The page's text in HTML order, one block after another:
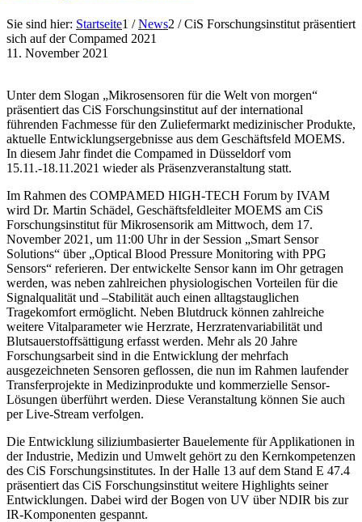
Sie sind hier: Startseite1 / News2 / CiS Forschungsinstitut präsentiert
sich auf der Compamed 2021
11. November 2021
Unter dem Slogan „Mikrosensoren für die Welt von morgen“
präsentiert das CiS Forschungsinstitut auf der international
führenden Fachmesse für den Zuliefermarkt medizinischer Produkte,
aktuelle Entwicklungsergebnisse aus dem Geschäftsfeld MOEMS.
In diesem Jahr findet die Compamed in Düsseldorf vom
15.11.-18.11.2021 wieder als Präsenzveranstaltung statt.
Im Rahmen des COMPAMED HIGH-TECH Forum by IVAM
wird Dr. Martin Schädel, Geschäftsfeldleiter MOEMS am CiS
Forschungsinstitut für Mikrosensorik am Mittwoch, dem 17.
November 2021, um 11:00 Uhr in der Session „Smart Sensor
Solutions“ über „Optical Blood Pressure Monitoring with PPG
Sensors“ referieren. Der entwickelte Sensor kann im Ohr getragen
werden, was neben zahlreichen physiologischen Vorteilen für die
Signalqualität und –Stabilität auch einen alltagstauglichen
Tragekomfort ermöglicht. Neben Blutdruck können zahlreiche
weitere Vitalparameter wie Herzrate, Herzratenvariabilität und
Blutsauerstoffsättigung erfasst werden. Mehr als 20 Jahre
Forschungsarbeit sind in die Entwicklung der mehrfach
ausgezeichneten Sensoren geflossen, die nun im Rahmen laufender
Transferprojekte in Medizinprodukte und kommerzielle Sensor-
Lösungen überführt werden. Diese Veranstaltung können Sie auch
per Live-Stream verfolgen.
Die Entwicklung siliziumbasierter Bauelemente für Applikationen in
der Industrie, Medizin und Umwelt gehört zu den Kernkompetenzen
des CiS Forschungsinstitutes. In der Halle 13 auf dem Stand E 47.4
präsentiert das CiS Forschungsinstitut weitere Highlights seiner
Entwicklungen. Dabei wird der Bogen von UV über NDIR bis zur
IR-Komponenten gespannt.